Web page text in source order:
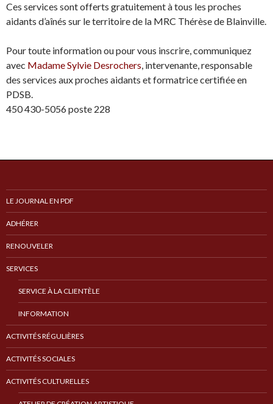
Ces services sont offerts gratuitement à tous les proches
aidants d’aînés sur le territoire de la MRC Thérèse de Blainville.
Pour toute information ou pour vous inscrire, communiquez
avec Madame Sylvie Desrochers, intervenante, responsable
des services aux proches aidants et formatrice certifiée en
PDSB.
450 430-5056 poste 228
LE JOURNAL EN PDF
ADHÉRER
RENOUVELER
SERVICES
SERVICE À LA CLIENTÈLE
INFORMATION
ACTIVITÉS RÉGULIÈRES
ACTIVITÉS SOCIALES
ACTIVITÉS CULTURELLES